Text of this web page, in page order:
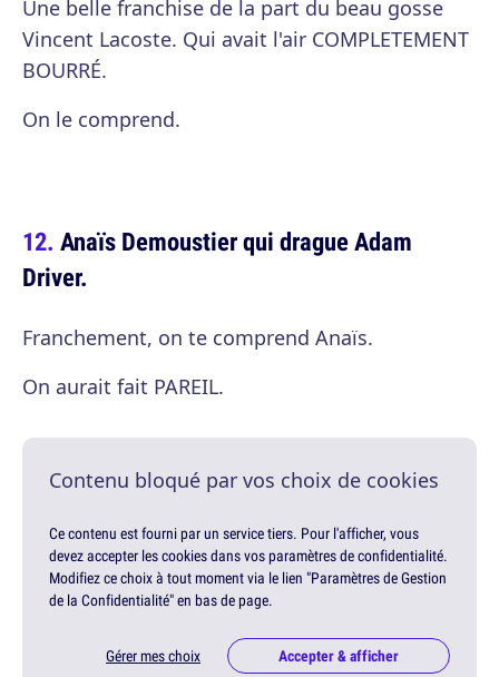
Une belle franchise de la part du beau gosse
Vincent Lacoste. Qui avait l'air COMPLETEMENT
BOURRÉ.
On le comprend.
Anaïs Demoustier qui drague Adam
Driver.
Franchement, on te comprend Anaïs.
On aurait fait PAREIL.
Contenu bloqué par vos choix de cookies
Ce contenu est fourni par un service tiers. Pour l'afficher, vous
devez accepter les cookies dans vos paramètres de confidentialité.
Modifiez ce choix à tout moment via le lien "Paramètres de Gestion
de la Confidentialité" en bas de page.
Gérer mes choix Accepter & afficher